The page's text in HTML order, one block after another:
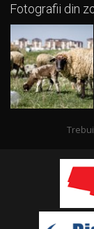
Fotografii din